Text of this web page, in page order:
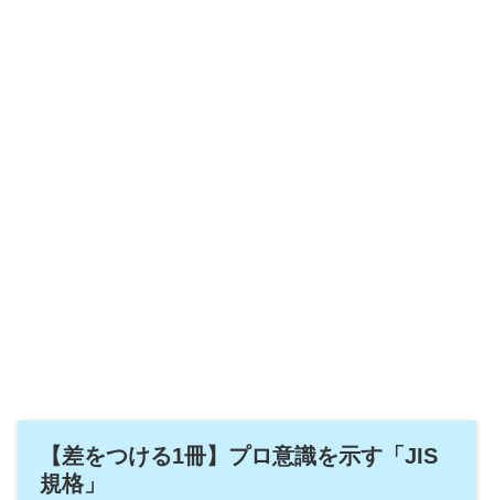
【差をつける1冊】プロ意識を示す「JIS
規格」